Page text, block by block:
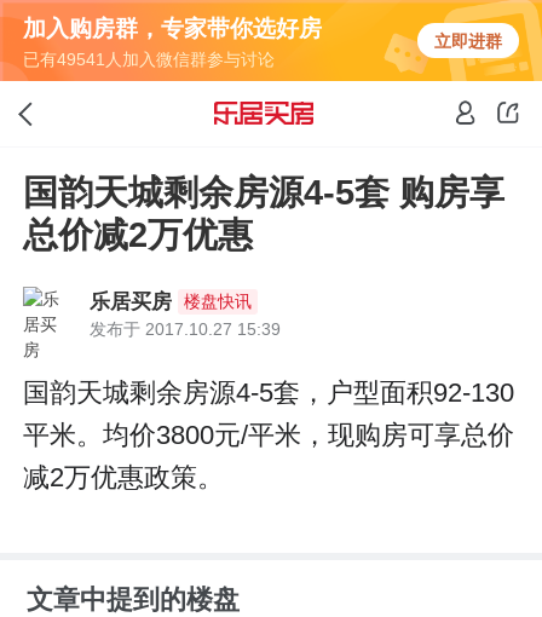
加入购房群，专家带你选好房
已有49541人加入微信群参与讨论
立即进群
国韵天城剩余房源4-5套 购房享
总价减2万优惠
乐居买房
楼盘快讯
发布于 2017.10.27 15:39
国韵天城剩余房源4-5套，户型面积92-130
平米。均价3800元/平米，现购房可享总价
减2万优惠政策。
文章中提到的楼盘